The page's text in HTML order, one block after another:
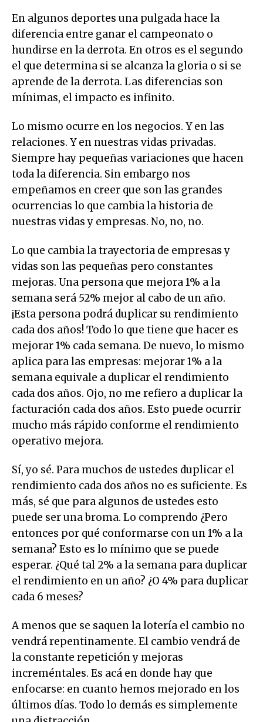
En algunos deportes una pulgada hace la
diferencia entre ganar el campeonato o
hundirse en la derrota. En otros es el segundo
el que determina si se alcanza la gloria o si se
aprende de la derrota. Las diferencias son
mínimas, el impacto es infinito.
Lo mismo ocurre en los negocios. Y en las
relaciones. Y en nuestras vidas privadas.
Siempre hay pequeñas variaciones que hacen
toda la diferencia. Sin embargo nos
empeñamos en creer que son las grandes
ocurrencias lo que cambia la historia de
nuestras vidas y empresas. No, no, no.
Lo que cambia la trayectoria de empresas y
vidas son las pequeñas pero constantes
mejoras. Una persona que mejora 1% a la
semana será 52% mejor al cabo de un año.
¡Esta persona podrá duplicar su rendimiento
cada dos años! Todo lo que tiene que hacer es
mejorar 1% cada semana. De nuevo, lo mismo
aplica para las empresas: mejorar 1% a la
semana equivale a duplicar el rendimiento
cada dos años. Ojo, no me refiero a duplicar la
facturación cada dos años. Esto puede ocurrir
mucho más rápido conforme el rendimiento
operativo mejora.
Sí, yo sé. Para muchos de ustedes duplicar el
rendimiento cada dos años no es suficiente. Es
más, sé que para algunos de ustedes esto
puede ser una broma. Lo comprendo ¿Pero
entonces por qué conformarse con un 1% a la
semana? Esto es lo mínimo que se puede
esperar. ¿Qué tal 2% a la semana para duplicar
el rendimiento en un año? ¿O 4% para duplicar
cada 6 meses?
A menos que se saquen la lotería el cambio no
vendrá repentinamente. El cambio vendrá de
la constante repetición y mejoras
increméntales. Es acá en donde hay que
enfocarse: en cuanto hemos mejorado en los
últimos días. Todo lo demás es simplemente